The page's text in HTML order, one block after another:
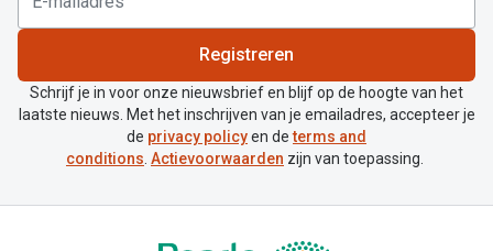
Registreren
Schrijf je in voor onze nieuwsbrief en blijf op de hoogte van het
laatste nieuws. Met het inschrijven van je emailadres, accepteer je
de privacy policyen determs and
conditions Actievoorwaarden zijn van toepassing.